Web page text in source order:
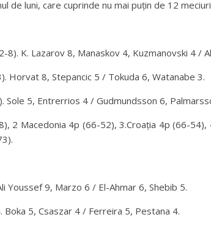
de luni, care cuprinde nu mai puțin de 12
8). K. Lazarov 8, Manaskov 4, Kuzmanovski 4 /
Horvat 8, Stepancic 5 / Tokuda 6, Watanabe 3.
Sole 5, Entrerrios 4 / Gudmundsson 6,
2 Macedonia 4p (66-52), 3.Croația 4p (66-
Youssef 9, Marzo 6 / El-Ahmar 6, Shebib 5.
5, Csaszar 4 / Ferreira 5, Pestana 4.